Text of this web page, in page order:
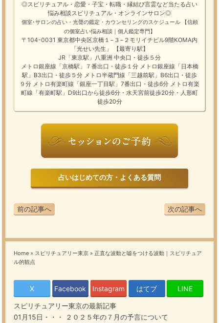
◎スピリチュアル・恋愛・子宝・転職・縁結び言霊など当たる占い
悩み相談スピリチュアル・オンラインサロン◎
個室･サロンの占い・光聲の鑑定・カウンセリングのスケジュール
【信頼
の個室占い悩み相談｜個人鑑定専門】
〒104-0031 東京都中央区京橋１−３−２モリイチビル9階KOMA内
「光せい先生」 【最寄り駅】
JR「東京駅」八重洲 中央口・徒歩５分
メトロ銀座線「京橋駅」７番出口・徒歩１分 メトロ銀座線「日本橋
駅」B3出口・徒歩５分 メトロ半蔵門線「三越前駅」B6出口・徒歩
９分 メトロ有楽町線「銀座一丁目駅」7番出口・徒歩6分 メトロ有楽
町線「有楽町駅」D9出口から徒歩6分・水天宮前徒歩20分・人形町
徒歩20分
占いはじめての方・よくある質問
次の記事へ
前の記事へ
Home » スピリチュアリー東京 » 正直な波動と嘘をつける波動｜スピリチュア
ル的観点
X Facebook Instagram はてブ LINE
スピリチュアリー東京の最新記事
01月15日・・・
２０２５年の７月の予言について